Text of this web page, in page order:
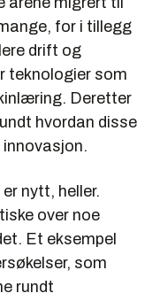
for i tillegg
drift og
teknologier som
Deretter
hvordan disse
nytt, heller.
over noe
Et eksempel
som
rundt